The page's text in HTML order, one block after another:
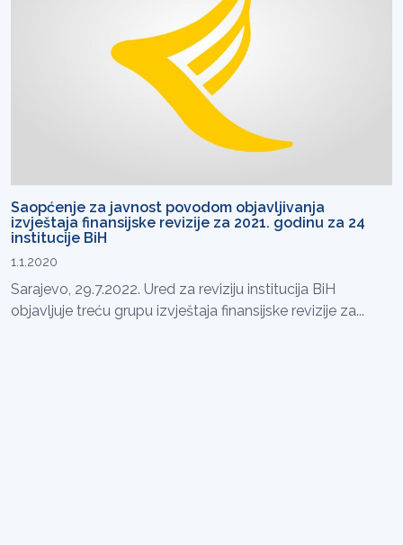
Saopćenje za javnost povodom objavljivanja
izvještaja finansijske revizije za 2021. godinu za 24
institucije BiH
1.1.2020
Sarajevo, 29.7.2022. Ured za reviziju institucija BiH
objavljuje treću grupu izvještaja finansijske revizije za...